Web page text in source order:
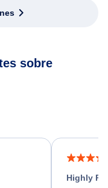
sobre
Highly